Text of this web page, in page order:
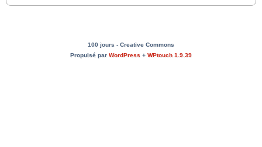
100 jours - Creative Commons
Propulsé par WordPress + WPtouch 1.9.39